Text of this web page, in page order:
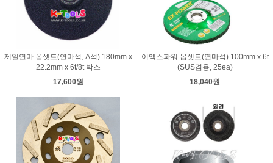
제일연마 옵셋트(연마석, A석) 180mm x
22.2mm x 6t/8t 박스
17,600원
이엑스파워 옵셋트(연마석) 100mm x 6t
(SUS겸용, 25ea)
18,040원